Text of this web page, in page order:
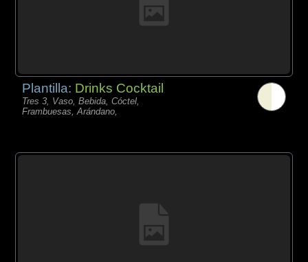
Plantilla: Drinks Cocktail
Tres 3, Vaso, Bebida, Cóctel,
Frambuesas, Arándano,